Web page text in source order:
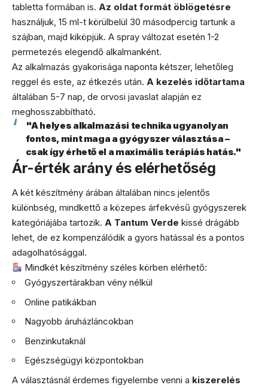
tabletta formában is. Az oldat formát öblögetésre
használjuk, 15 ml-t körülbelül 30 másodpercig tartunk a
szájban, majd kiköpjük. A spray változat esetén 1-2
permetezés elegendő alkalmanként.
Az alkalmazás gyakorisága naponta kétszer, lehetőleg
reggel és este, az étkezés után. A kezelés időtartama
általában 5-7 nap, de orvosi javaslat alapján ez
meghosszabbítható.
"A helyes alkalmazási technika ugyanolyan
fontos, mint maga a gyógyszer választása –
csak így érhető el a maximális terápiás hatás."
Ár-érték arány és elérhetőség
A két készítmény árában általában nincs jelentős
különbség, mindkettő a közepes árfekvésű gyógyszerek
kategóriájába tartozik. A Tantum Verde kissé drágább
lehet, de ez kompenzálódik a gyors hatással és a pontos
adagolhatósággal.
Mindkét készítmény széles körben elérhető:
Gyógyszertárakban vény nélkül
Online patikákban
Nagyobb áruházláncokban
Benzinkutaknál
Egészségügyi központokban
A választásnál érdemes figyelembe venni a kiszerelés